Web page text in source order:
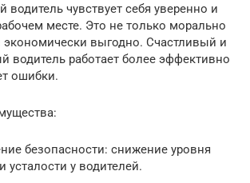
водитель чувствует себя уверенно и
месте. Это не только морально
экономически выгодно. Счастливый и
водитель работает более эффективно
ошибки.
безопасности: снижение уровня
усталости у водителей.